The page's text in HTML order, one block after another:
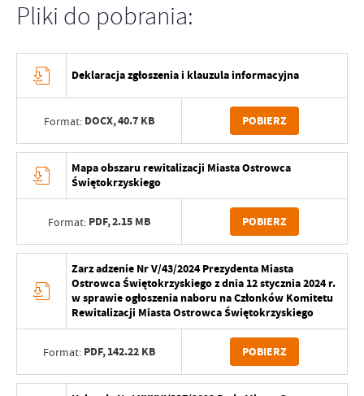
Pliki do pobrania:
Deklaracja zgłoszenia i klauzula informacyjna
Format: DOCX,40.7 KB POBIERZ
Mapa obszaru rewitalizacji Miasta Ostrowca
Świętokrzyskiego
Format: PDF,2.15 MB POBIERZ
Zarz adzenie Nr V/43/2024 Prezydenta Miasta
Ostrowca Świętokrzyskiego z dnia 12 stycznia 2024 r.
w sprawie ogłoszenia naboru na Członków Komitetu
Rewitalizacji Miasta Ostrowca Świętokrzyskiego
Format: PDF,142.22 KB POBIERZ